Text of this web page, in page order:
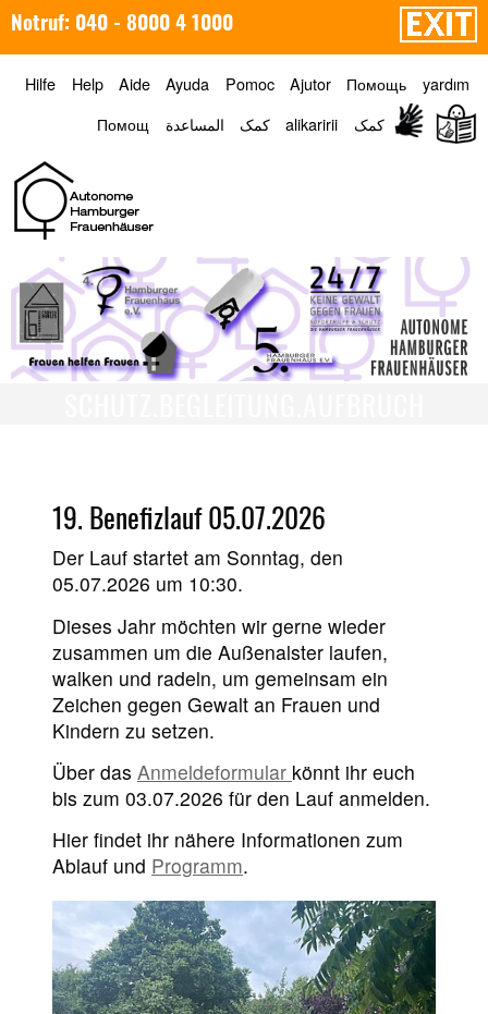
Notruf: 040 - 8000 4 1000
Hilfe Help Aide Ayuda Pomoc Ajutor Помощь
yardım
Помощ
المساعدة کمک alikaririi کمک
19. Benefizlauf 05.07.2026
Der Lauf startet am Sonntag, den
05.07.2026 um 10:30.
Dieses Jahr möchten wir gerne wieder
zusammen um die Außenalster laufen,
walken und radeln, um gemeinsam ein
Zeichen gegen Gewalt an Frauen und
Kindern zu setzen.
Über das Anmeldeformular könnt ihr euch
bis zum 03.07.2026 für den Lauf anmelden.
Hier findet ihr nähere Informationen zum
Ablauf und Programm.